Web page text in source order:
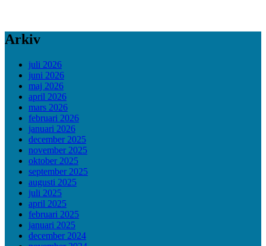
Arkiv
juli 2026
juni 2026
maj 2026
april 2026
mars 2026
februari 2026
januari 2026
december 2025
november 2025
oktober 2025
september 2025
augusti 2025
juli 2025
april 2025
februari 2025
januari 2025
december 2024